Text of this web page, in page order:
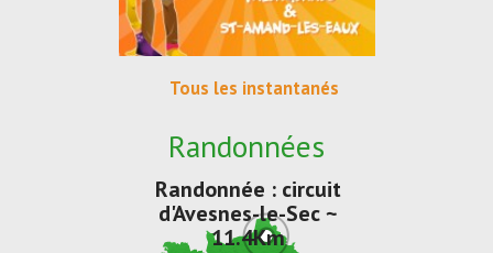
Tous les instantanés
Randonnées
Randonnée : circuit
d'Avesnes-le-Sec ~
11.4Km